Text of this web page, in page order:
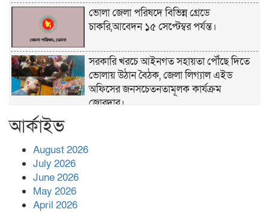
ভোলা জেলা পরিষদে বিভিন্ন গ্রেডে
চাকরি,আবেদন ১৫ সেপ্টেম্বর পর্যন্ত।
সরকারি খরচে আইনগত সহায়তা পৌঁছে দিতে
ভোলায় উঠান বৈঠক, জেলা লিগ্যাল এইড
অফিসের জনসচেতনতামূলক কার্যক্রম
জোরদার।
আর্কাইভ
August 2026
July 2026
June 2026
May 2026
April 2026